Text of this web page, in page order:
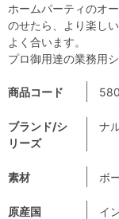
商品コード
ブランド/シ
リーズ
ナ
素材 ボ
原産国 イ
ホームパーティのオ
のせたら、より楽し
よく合います。
プロ御用達の業務用シ